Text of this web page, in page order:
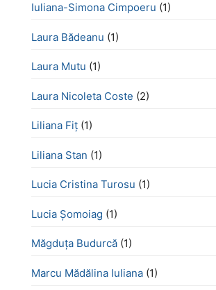
Iuliana-Simona Cimpoeru (1)
Laura Bădeanu (1)
Laura Mutu (1)
Laura Nicoleta Coste (2)
Liliana Fiț (1)
Liliana Stan (1)
Lucia Cristina Turosu (1)
Lucia Șomoiag (1)
Măgduța Budurcă (1)
Marcu Mădălina Iuliana (1)